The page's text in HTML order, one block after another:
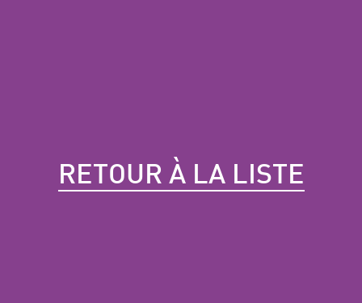
RETOUR À LA LISTE